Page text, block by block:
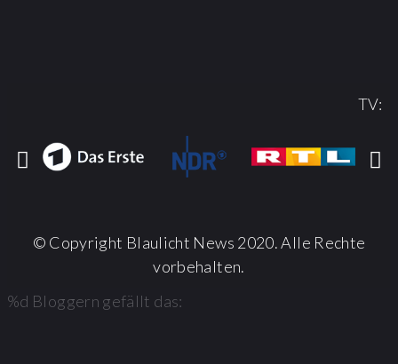
TV:
© Copyright Blaulicht News 2020. Alle Rechte
vorbehalten.
%d Bloggern gefällt das: